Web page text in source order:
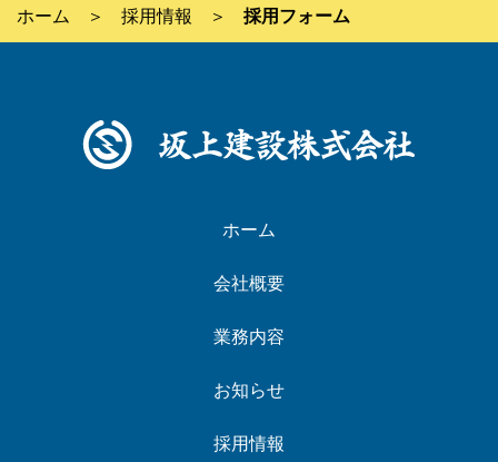
ホーム 採用情報 採用フォーム
ホーム
会社概要
業務内容
お知らせ
採用情報